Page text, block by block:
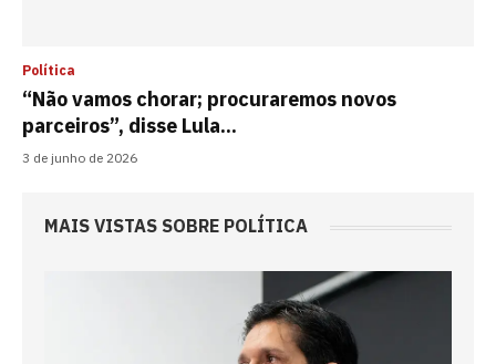
Política
“Não vamos chorar; procuraremos novos
parceiros”, disse Lula...
3 de junho de 2026
MAIS VISTAS SOBRE POLÍTICA